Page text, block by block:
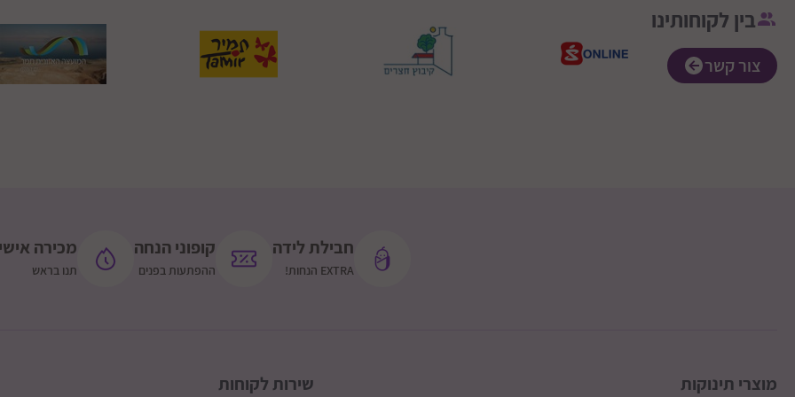
בין לקוחותינו
צור קשר
חבילת לידה
EXTRA הנחות!
קופוני הנחה
ההפתעות בפנים
מכירה
תנו בראש
מוצרי תינוקות שירות לקוחות